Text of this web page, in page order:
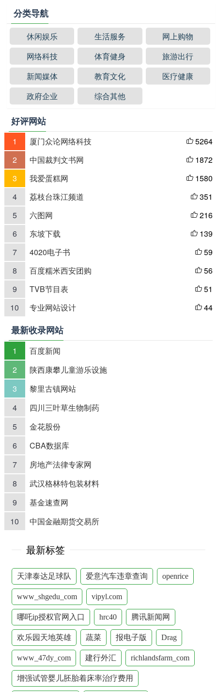
分类导航
休闲娱乐 生活服务
网上购物
网络科技
体育健身
旅游出行
新闻媒体
教育文化
医疗健康
政府企业
综合其他
好评网站
1 厦门众论网络科技  5264
2
中国裁判文书网  1872
3
我爱蛋糕网  1580
4
荔枝台珠江频道  351
5
六图网  216
6
东坡下载  139
7
4020电子书  59
8
百度糯米西安团购  56
9
TVB节目表  51
10
专业网站设计  44
最新收录网站
1
百度新闻
2
陕西康攀儿童游乐设施
3
黎里古镇网站
4
四川三叶草生物制药
5
金花股份
6
CBA数据库
7
房地产法律专家网
8
武汉格林特包装材料
9
基金速查网
10
中国金融期货交易所
最新标签
天津泰达足球队 爱意汽车违章查询 openrice
www_shgedu_com vipyl.com
哪吒ip授权官网入口 hrc40 腾讯新闻网
欢乐园天地英雄 蔬菜 报电子版 Drag
www_47dy_com 建行外汇 richlandsfarm_com
增强试管婴儿胚胎着床率治疗费用